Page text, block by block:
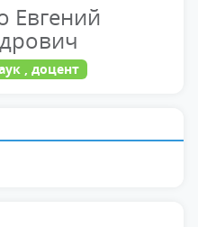
Евгений
, доцент